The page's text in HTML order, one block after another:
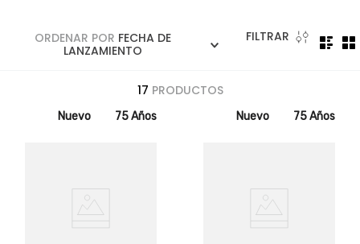
ORDENAR POR FECHA DE
LANZAMIENTO
FILTRAR
17 PRODUCTOS
Nuevo 75 Años Nuevo 75 Años
caldero